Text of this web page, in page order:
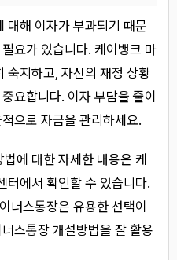
대해 이자가 부과되기 때문
요가 있습니다. 케이뱅크 마
숙지하고, 자신의 재정 상황
요합니다. 이자 부담을 줄이
으로 자금을 관리하세요.
에 대한 자세한 내용은 케
터에서 확인할 수 있습니다.
너스통장은 유용한 선택이
스통장 개설방법을 잘 활용